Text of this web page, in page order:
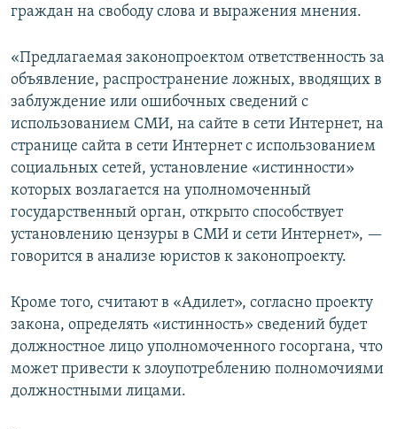
граждан на свободу слова и выражения мнения.
«Предлагаемая законопроектом ответственность за
объявление, распространение ложных, вводящих в
заблуждение или ошибочных сведений с
использованием СМИ, на сайте в сети Интернет, на
странице сайта в сети Интернет с использованием
социальных сетей, установление «истинности»
которых возлагается на уполномоченный
государственный орган, открыто способствует
установлению цензуры в СМИ и сети Интернет», —
говорится в анализе юристов к законопроекту.
Кроме того, считают в «Адилет», согласно проекту
закона, определять «истинность» сведений будет
должностное лицо уполномоченного госоргана, что
может привести к злоупотреблению полномочиями
должностными лицами.